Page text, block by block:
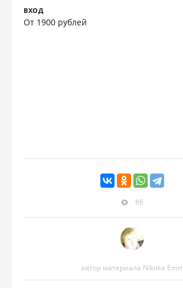
ВХОД
От 1900 рублей
86
автор материала Nikitka